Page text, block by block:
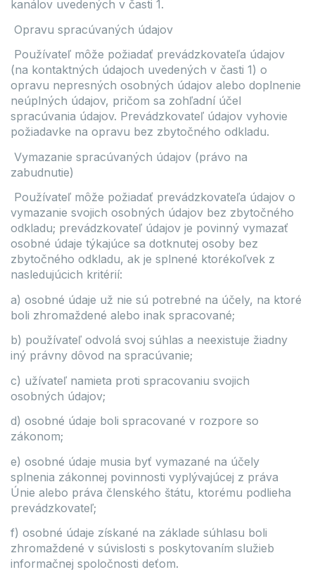
kanálov uvedených v časti 1.
Opravu spracúvaných údajov
Používateľ môže požiadať prevádzkovateľa údajov
(na kontaktných údajoch uvedených v časti 1) o
opravu nepresných osobných údajov alebo doplnenie
neúplných údajov, pričom sa zohľadní účel
spracúvania údajov. Prevádzkovateľ údajov vyhovie
požiadavke na opravu bez zbytočného odkladu.
Vymazanie spracúvaných údajov (právo na
zabudnutie)
Používateľ môže požiadať prevádzkovateľa údajov o
vymazanie svojich osobných údajov bez zbytočného
odkladu; prevádzkovateľ údajov je povinný vymazať
osobné údaje týkajúce sa dotknutej osoby bez
zbytočného odkladu, ak je splnené ktorékoľvek z
nasledujúcich kritérií:
a) osobné údaje už nie sú potrebné na účely, na ktoré
boli zhromaždené alebo inak spracované;
b) používateľ odvolá svoj súhlas a neexistuje žiadny
iný právny dôvod na spracúvanie;
c) užívateľ namieta proti spracovaniu svojich
osobných údajov;
d) osobné údaje boli spracované v rozpore so
zákonom;
e) osobné údaje musia byť vymazané na účely
splnenia zákonnej povinnosti vyplývajúcej z práva
Únie alebo práva členského štátu, ktorému podlieha
prevádzkovateľ;
f) osobné údaje získané na základe súhlasu boli
zhromaždené v súvislosti s poskytovaním služieb
informačnej spoločnosti deťom.